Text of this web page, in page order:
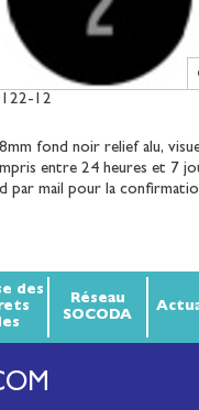
12
8mm fond noir relief alu,
entre 24 heures et 7
par mail pour la
des
Réseau
SOCODA